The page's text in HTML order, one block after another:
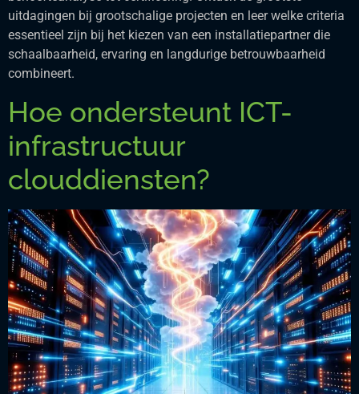
uitdagingen bij grootschalige projecten en leer welke criteria
essentieel zijn bij het kiezen van een installatiepartner die
schaalbaarheid, ervaring en langdurige betrouwbaarheid
combineert.
Hoe ondersteunt ICT-
infrastructuur
clouddiensten?